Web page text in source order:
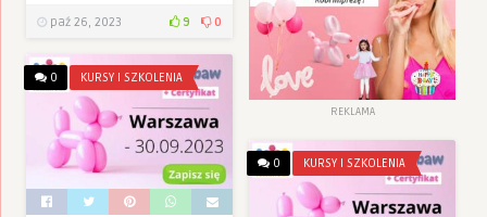
paź 26, 2023 9 0
REKLAMA
0 KURSY I SZKOLENIA
0 KURSY I SZKOLENIA